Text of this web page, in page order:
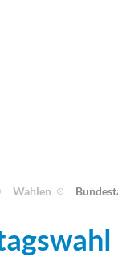
Wahlen